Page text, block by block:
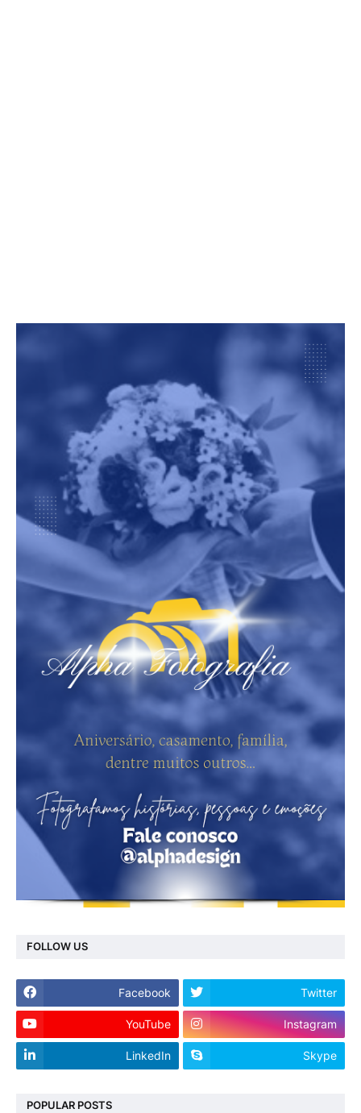
FOLLOW US
Facebook Twitter
YouTube Instagram
LinkedIn Skype
POPULAR POSTS